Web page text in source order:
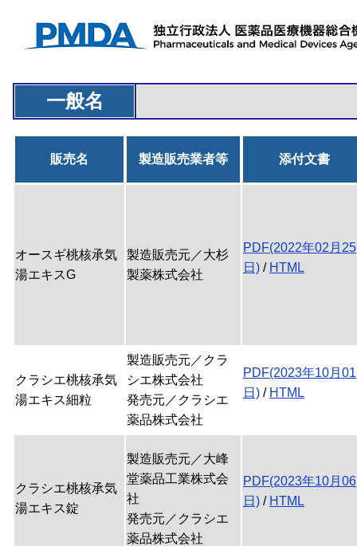
一般名
販売名 製造販売業者等 添付文書
オースギ桃核承気
湯エキスG
製造販売元／大杉
製薬株式会社
PDF(2022年02月25
日) / HTML
クラシエ桃核承気
湯エキス細粒
製造販売元／クラ
シエ株式会社
発売元／クラシエ
薬品株式会社
PDF(2023年10月01
日) / HTML
クラシエ桃核承気
湯エキス錠
製造販売元／大峰
堂薬品工業株式会
社
発売元／クラシエ
薬品株式会社
PDF(2023年10月06
日) / HTML